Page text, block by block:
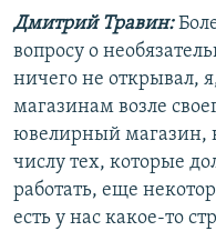
Дмитрий Травин:
вопросу о
ничего не открывал,
магазинам возле
ювелирный магазин,
числу тех, которые
работать, еще
есть у нас какое-то